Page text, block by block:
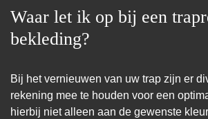
Waar let ik op bij een
bekleding?
Bij het vernieuwen van uw trap zijn er
rekening mee te houden voor een
hierbij niet alleen aan de gewenste